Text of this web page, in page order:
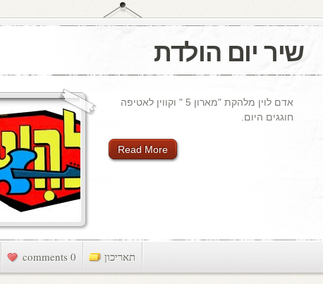
שיר יום הולדת
אדם לוין מלהקת "מארון 5 " וקווין לאטיפה
חוגגים היום.
Read More
0 comments תאריכון